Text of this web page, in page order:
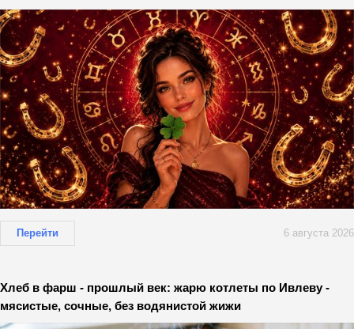
Перейти 6 августа 2026
Хлеб в фарш - прошлый век: жарю котлеты по Ивлеву -
мясистые, сочные, без водянистой жижи